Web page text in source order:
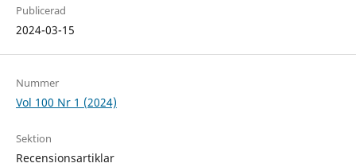
Publicerad
2024-03-15
Nummer
Vol 100 Nr 1 (2024)
Sektion
Recensionsartiklar